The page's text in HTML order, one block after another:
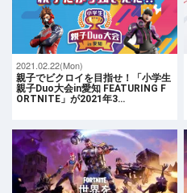
2021.02.22(Mon)
親子でビクロイを目指せ！「小学生
親子Duo大会in愛知 FEATURING F
ORTNITE」が2021年3…